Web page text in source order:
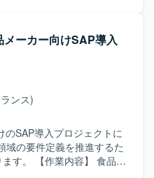
にカスタマイズ・追加開
たジョブの操作やジョブネ
ていただきます。 あわせ
SAP定型運用作業、要員
書類作成などのPMO的な
物像】 担
害対応ができる方を求め
者と連携しながら業務を進
お持ちで、手順に沿った
対応の双方に取り組んで
メーカー向けSAP導入
ンス)
のSAP導入プロジェクトに
域の要件定義を推進するた
食品メ